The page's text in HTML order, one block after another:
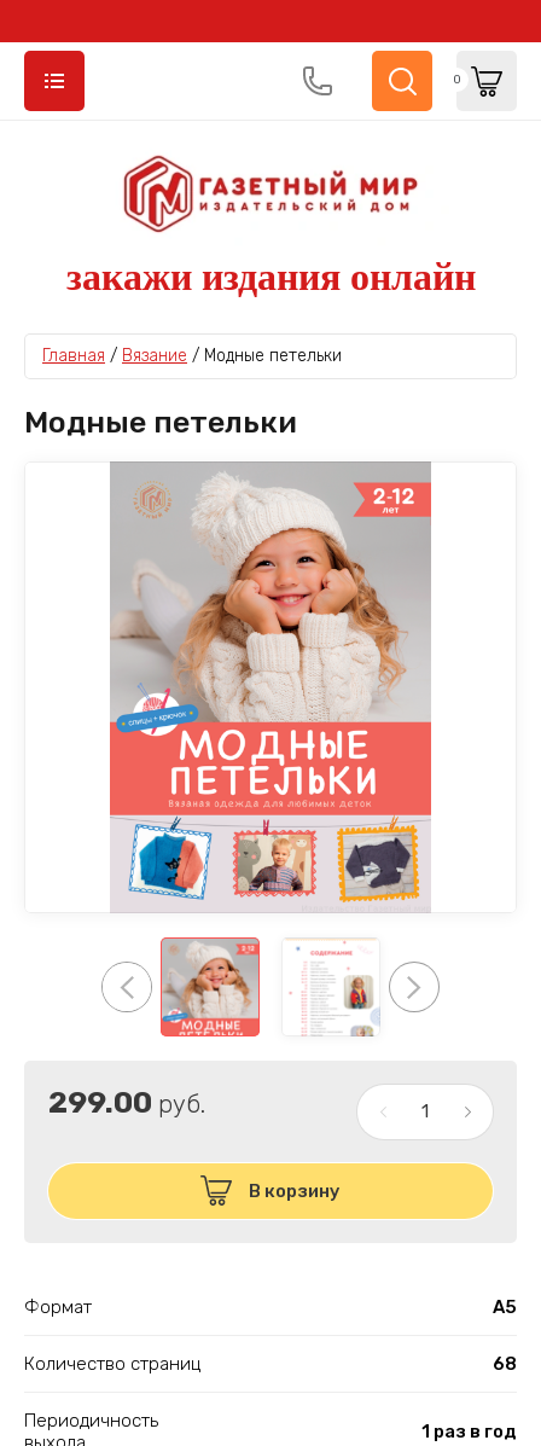
закажи издания онлайн
0
Главная / Вязание / Модные петельки
Модные петельки
299.00 руб.
В корзину
Формат А5
Количество страниц 68
Периодичность
1 раз в год